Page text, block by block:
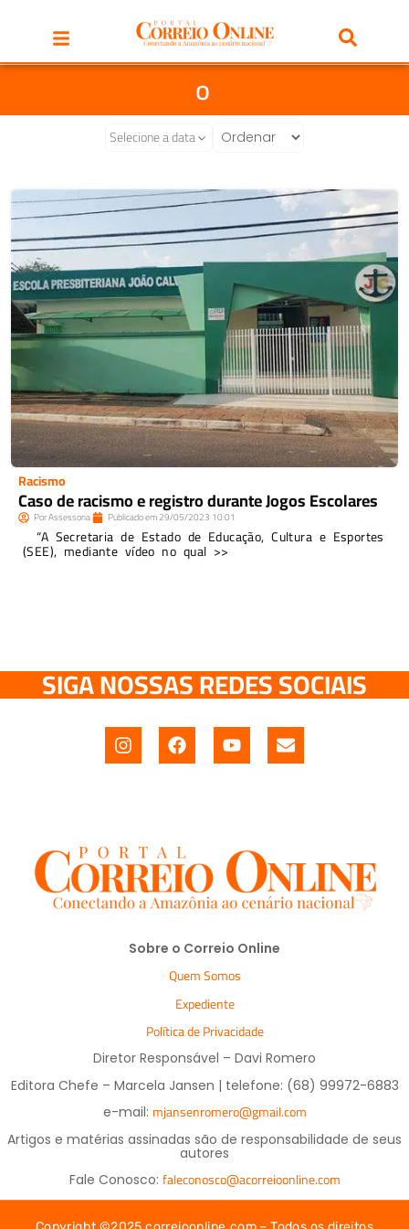
o
Selecione a data
Racismo
Caso de racismo e registro durante Jogos Escolares
PorAssessoria Publicado em29/05/2023 10:01
“A Secretaria de Estado de Educação, Cultura e Esportes
(SEE), mediante vídeo no qual >>
SIGA NOSSAS REDES SOCIAIS
Sobre o Correio Online
Quem Somos
Expediente
Política de Privacidade
Diretor Responsável – Davi Romero
Editora Chefe – Marcela Jansen | telefone: (68) 99972-6883
e-mail: mjansenromero@gmail.com
Artigos e matérias assinadas são de responsabilidade de seus
autores
Fale Conosco: faleconosco@acorreioonline.com